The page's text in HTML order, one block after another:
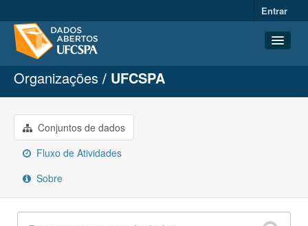
Entrar
Conjuntos de dados
Organizações
Grupos
Sobre
Organizações UFCSPA
Conjuntos de dados
Fluxo de Atividades
Sobre